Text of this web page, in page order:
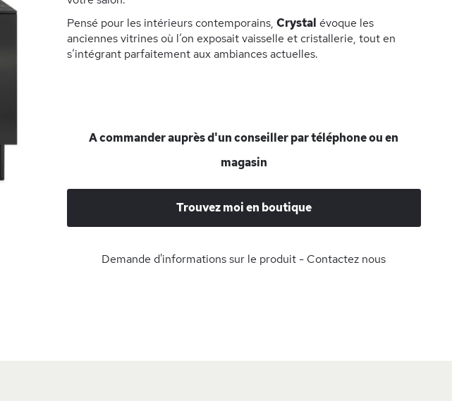
Pensé pour les intérieurs contemporains, Crystal évoque les
anciennes vitrines où l’on exposait vaisselle et cristallerie, tout en
s’intégrant parfaitement aux ambiances actuelles.
A commander auprès d'un conseiller par téléphone ou en
magasin
Trouvez moi en boutique
Demande d'informations sur le produit - Contactez nous